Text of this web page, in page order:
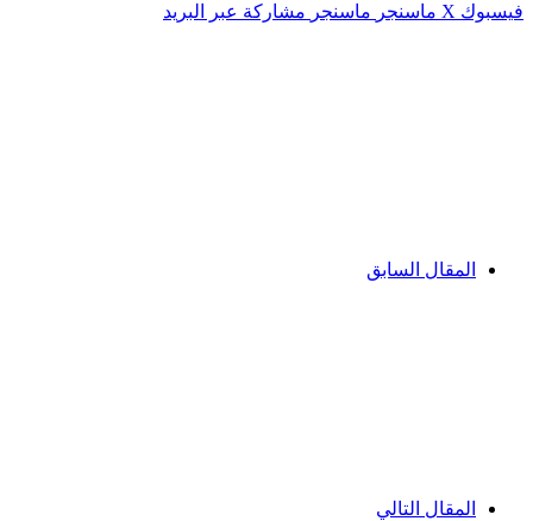
فيسبوك ‫X ماسنجر ماسنجر مشاركة عبر البريد
المقال السابق
المقال التالي